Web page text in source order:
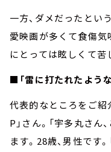
一方、ダメだったとい
愛映画が多くて食傷気
にとっては眩しくて苦
■「雷に打たれたよう
代表的なところをご紹
P」さん。「宇多丸さん
ます。28歳、男性です